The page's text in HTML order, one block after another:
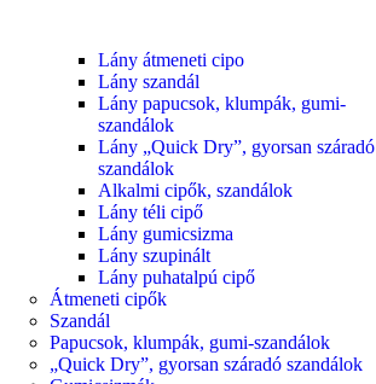
Lány átmeneti cipo
Lány szandál
Lány papucsok, klumpák, gumi-
szandálok
Lány „Quick Dry”, gyorsan száradó
szandálok
Alkalmi cipők, szandálok
Lány téli cipő
Lány gumicsizma
Lány szupinált
Lány puhatalpú cipő
Átmeneti cipők
Szandál
Papucsok, klumpák, gumi-szandálok
„Quick Dry”, gyorsan száradó szandálok